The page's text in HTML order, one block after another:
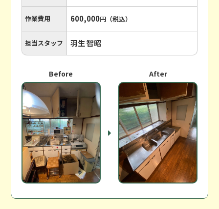
作業費用 600,000円（税込）
担当スタッフ 羽生 智昭
Before After